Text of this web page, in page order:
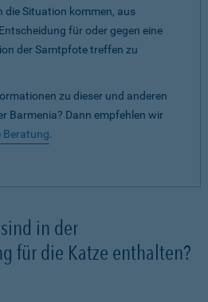
die Situation kommen, aus
für oder gegen eine
der Samtpfote treffen zu
zu dieser und anderen
Barmenia? Dann empfehlen wir
Beratung.
in der
für die Katze enthalten?